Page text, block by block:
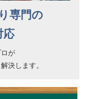
専門の
応
が
決します。